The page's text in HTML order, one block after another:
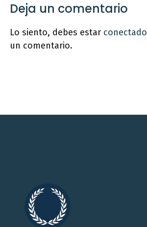
Deja un comentario
Lo siento, debes estar conectado
un comentario.